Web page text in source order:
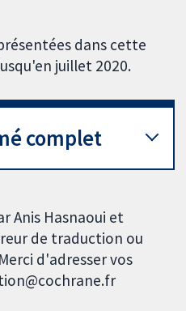
dans cette
juillet 2020.
complet
Anis Hasnaoui et
de traduction ou
d'adresser vos